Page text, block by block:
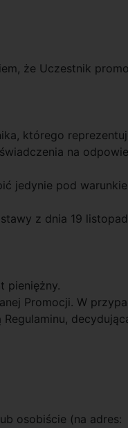
że Uczestnik
którego
na
jedynie pod
z dnia 19
pieniężny.
Promocji. W
osobiście (na adres: